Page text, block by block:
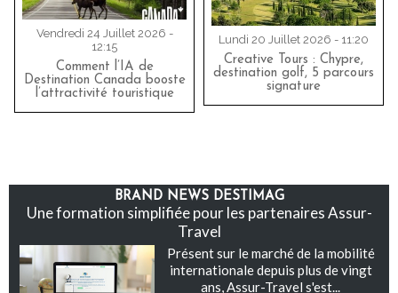
Vendredi 24 Juillet 2026 -
12:15
Comment l’IA de
Destination Canada booste
l’attractivité touristique
Lundi 20 Juillet 2026 - 11:20
Creative Tours : Chypre,
destination golf, 5 parcours
signature
BRAND NEWS DESTIMAG
Une formation simplifiée pour les partenaires Assur-
Travel
Présent sur le marché de la mobilité
internationale depuis plus de vingt
ans, Assur-Travel s'est...